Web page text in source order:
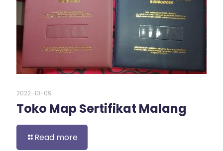
2022-10-09
Toko Map Sertifikat Malang
Read more